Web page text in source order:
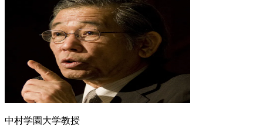
中村学園大学教授